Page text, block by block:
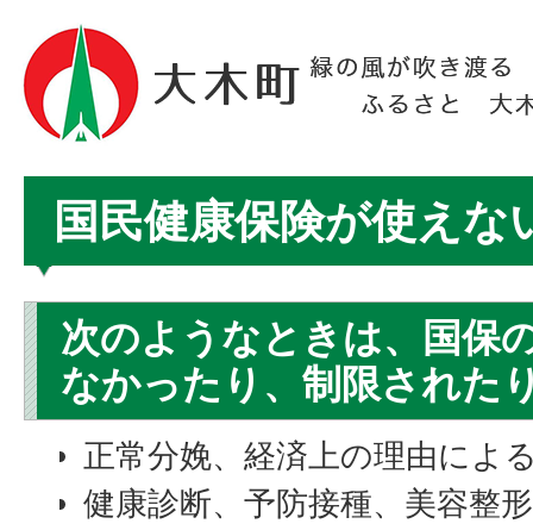
国民健康保険が使えな
次のようなときは、国保
なかったり、制限された
正常分娩、経済上の理由によ
健康診断、予防接種、美容整形